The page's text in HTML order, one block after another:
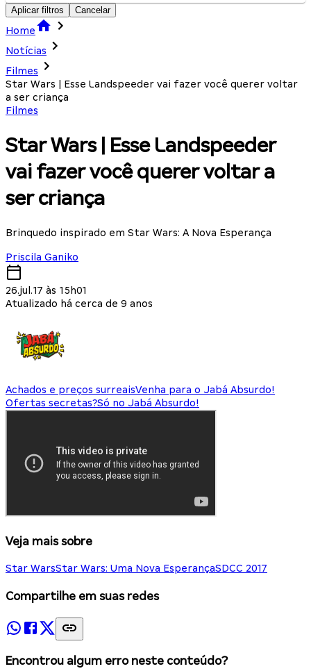
Aplicar filtros Cancelar
Home
Notícias
Filmes
Star Wars | Esse Landspeeder vai fazer você querer voltar
a ser criança
Filmes
Star Wars | Esse Landspeeder
vai fazer você querer voltar a
ser criança
Brinquedo inspirado em Star Wars: A Nova Esperança
Priscila Ganiko
26.jul.17 às 15h01
Atualizado há cerca de 9 anos
Achados e preços surreaisVenha para o Jabá Absurdo!
Ofertas secretas?Só no Jabá Absurdo!
Veja mais sobre
Star WarsStar Wars: Uma Nova EsperançaSDCC 2017
Compartilhe em suas redes
Encontrou algum erro neste conteúdo?